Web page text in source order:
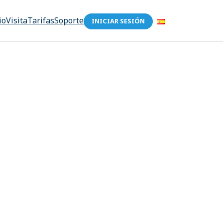
VisitaTarifasSoporte INICIAR SESIÓN